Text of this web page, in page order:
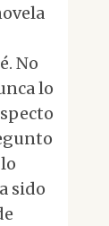
No
lo
sido